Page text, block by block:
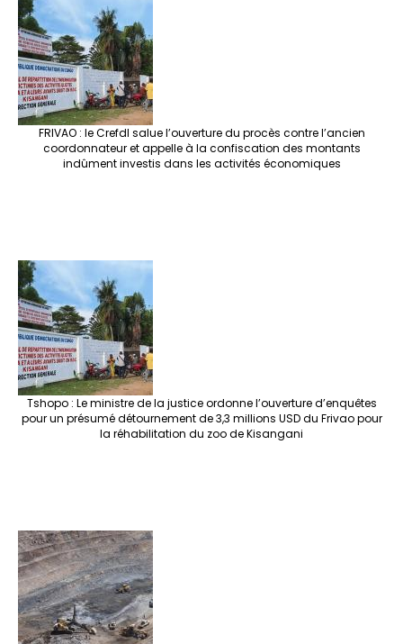
FRIVAO : le Crefdl salue l’ouverture du procès contre l’ancien
coordonnateur et appelle à la confiscation des montants
indûment investis dans les activités économiques
Tshopo : Le ministre de la justice ordonne l’ouverture d’enquêtes
pour un présumé détournement de 3,3 millions USD du Frivao pour
la réhabilitation du zoo de Kisangani